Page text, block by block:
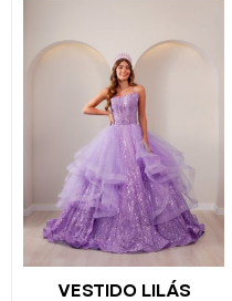
VESTIDO LILÁS